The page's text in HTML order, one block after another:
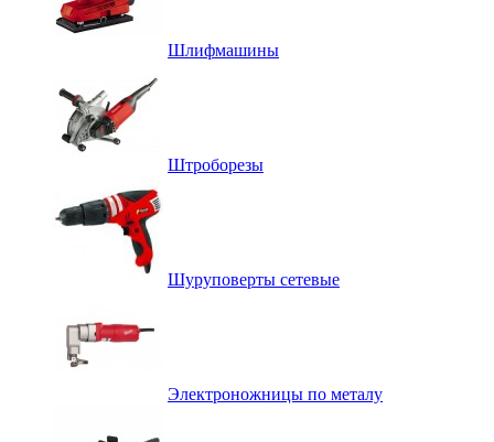
Шлифмашины
Штроборезы
Шуруповерты сетевые
Электроножницы по металу